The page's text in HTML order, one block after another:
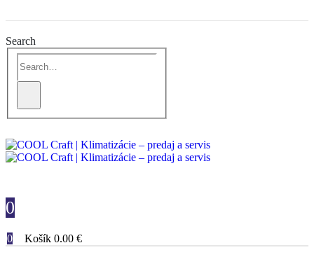
Search
0
0 Košík 0.00 €